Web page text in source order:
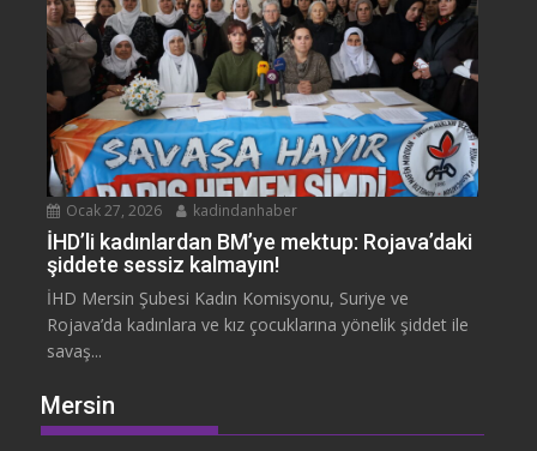
Ocak 27, 2026 kadindanhaber
İHD’li kadınlardan BM’ye mektup: Rojava’daki
şiddete sessiz kalmayın!
İHD Mersin Şubesi Kadın Komisyonu, Suriye ve
Rojava’da kadınlara ve kız çocuklarına yönelik şiddet ile
savaş...
Mersin